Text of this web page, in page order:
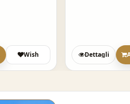
Wish Dettagli